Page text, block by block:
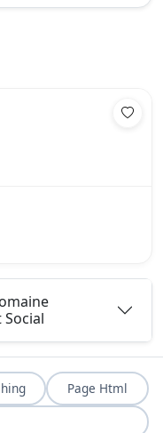
Page Html